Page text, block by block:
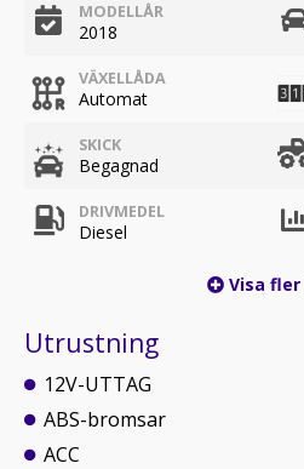
MODELLÅR
2018
VÄXELLÅDA
Automat
SKICK
Begagnad
DRIVMEDEL
Diesel
Visa fler
Utrustning
12V-UTTAG
ABS-bromsar
ACC